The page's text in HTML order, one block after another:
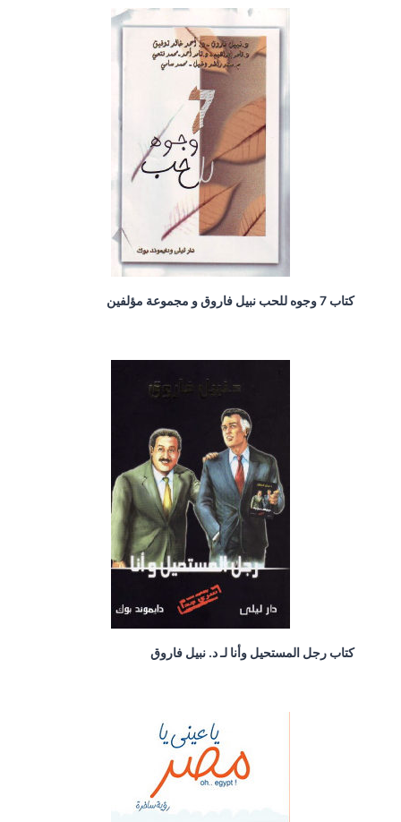
كتاب 7 وجوه للحب نبيل فاروق و مجموعة مؤلفين
كتاب رجل المستحيل وأنا لـ د. نبيل فاروق